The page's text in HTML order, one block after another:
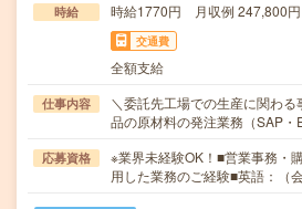
時給 時給1770円 月収例 247,800円
交通費
全額支給
仕事内容
＼委託先工場での生産に関わ
品の原材料の発注業務（SAP
応募資格
※業界未経験OK！■営業事務・
用した業務のご経験■英語：（